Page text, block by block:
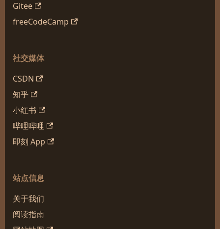
Gitee
freeCodeCamp
社交媒体
CSDN
知乎
小红书
哔哩哔哩
即刻 App
站点信息
关于我们
阅读指南